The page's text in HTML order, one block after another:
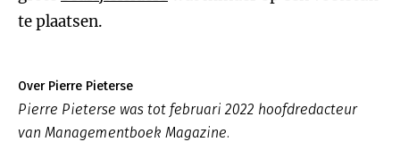
te plaatsen.
Over Pierre Pieterse
Pierre Pieterse was tot februari 2022 hoofdredacteur
van Managementboek Magazine.